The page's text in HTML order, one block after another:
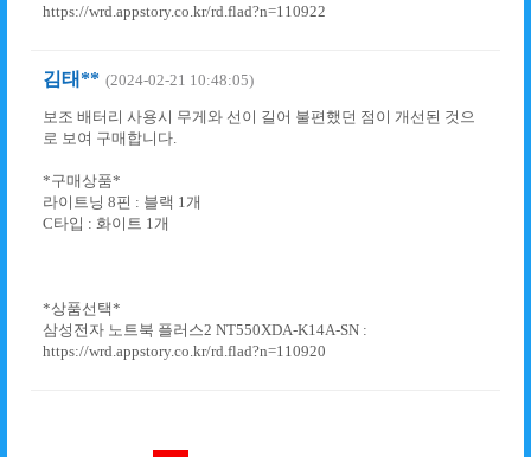
https://wrd.appstory.co.kr/rd.flad?n=110922
김태** (2024-02-21 10:48:05)
보조 배터리 사용시 무게와 선이 길어 불편했던 점이 개선된 것으
로 보여 구매합니다.
*구매상품*
라이트닝 8핀 : 블랙 1개
C타입 : 화이트 1개
*상품선택*
삼성전자 노트북 플러스2 NT550XDA-K14A-SN :
https://wrd.appstory.co.kr/rd.flad?n=110920